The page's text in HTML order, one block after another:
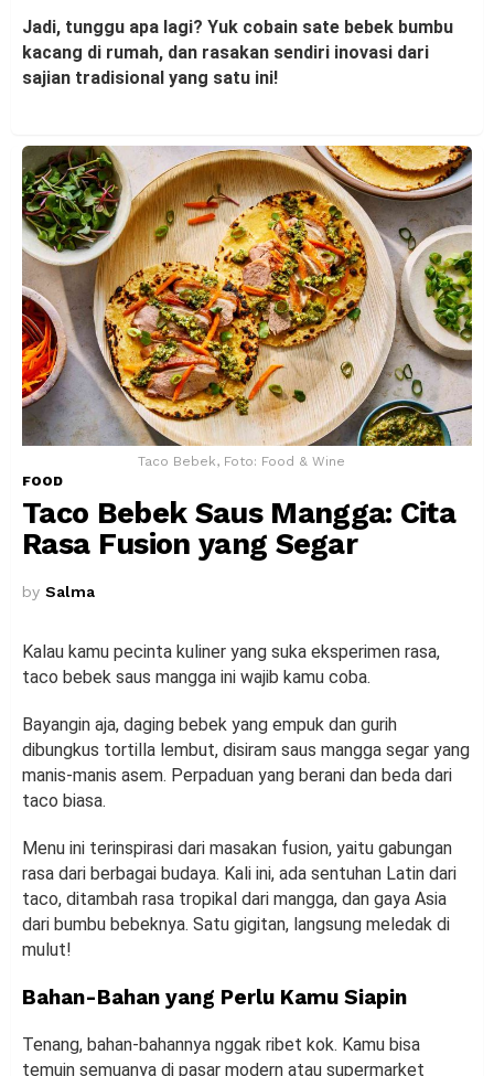
Jadi, tunggu apa lagi? Yuk cobain sate bebek bumbu
kacang di rumah, dan rasakan sendiri inovasi dari
sajian tradisional yang satu ini!
Taco Bebek, Foto: Food & Wine
FOOD
Taco Bebek Saus Mangga: Cita
Rasa Fusion yang Segar
by Salma
Kalau kamu pecinta kuliner yang suka eksperimen rasa,
taco bebek saus mangga ini wajib kamu coba.
Bayangin aja, daging bebek yang empuk dan gurih
dibungkus tortilla lembut, disiram saus mangga segar yang
manis-manis asem. Perpaduan yang berani dan beda dari
taco biasa.
Menu ini terinspirasi dari masakan fusion, yaitu gabungan
rasa dari berbagai budaya. Kali ini, ada sentuhan Latin dari
taco, ditambah rasa tropikal dari mangga, dan gaya Asia
dari bumbu bebeknya. Satu gigitan, langsung meledak di
mulut!
Bahan-Bahan yang Perlu Kamu Siapin
Tenang, bahan-bahannya nggak ribet kok. Kamu bisa
temuin semuanya di pasar modern atau supermarket